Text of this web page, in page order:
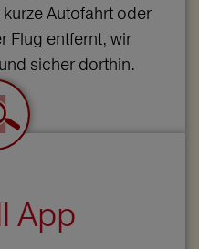
Autofahrt oder
Flug entfernt, wir
sicher dorthin.
App